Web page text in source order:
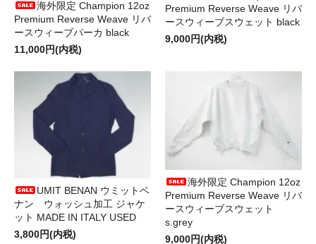
海外限定 Champion 12oz
Premium Reverse Weave リバ
ースウィーブパーカ black
11,000円(内税)
Premium Reverse Weave リバ
ースウィーブスウェット black
9,000円(内税)
UMIT BENAN ウミットベ
ナン ウォッシュ加工 ジャケ
ット MADE IN ITALY USED
3,800円(内税)
海外限定 Champion 12oz
Premium Reverse Weave リバ
ースウィーブスウェット
s.grey
9,000円(内税)